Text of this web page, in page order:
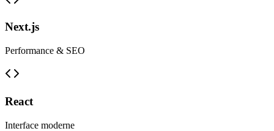
Next.js
Performance & SEO
React
Interface moderne